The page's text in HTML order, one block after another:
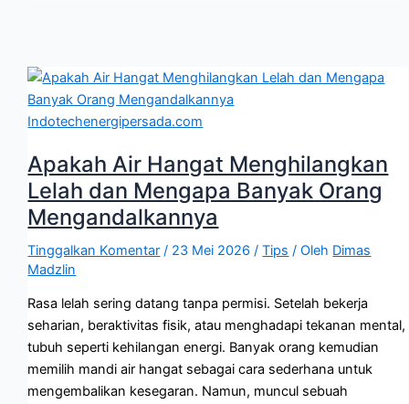
Apakah Air Hangat Menghilangkan
Lelah dan Mengapa Banyak Orang
Mengandalkannya
Tinggalkan Komentar / 23 Mei 2026 /Tips / Oleh Dimas
Madzlin
Rasa lelah sering datang tanpa permisi. Setelah bekerja
seharian, beraktivitas fisik, atau menghadapi tekanan mental,
tubuh seperti kehilangan energi. Banyak orang kemudian
memilih mandi air hangat sebagai cara sederhana untuk
mengembalikan kesegaran. Namun, muncul sebuah